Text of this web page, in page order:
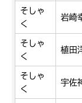
そしゃ
く
岩崎
そしゃ
く
植田
そしゃ
く
宇佐